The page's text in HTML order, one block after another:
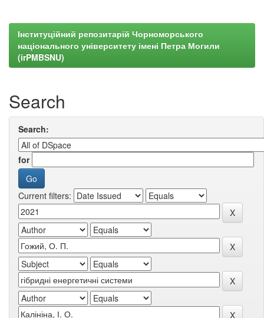
Інституційний репозитарій Чорноморського
національного університету імені Петра Могили
(irPMBSNU)
Search
Search:
for
Current filters: